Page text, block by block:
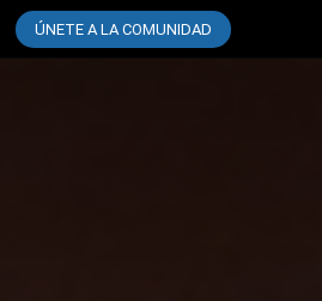
ÚNETE A LA COMUNIDAD